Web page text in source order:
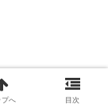
プへ 目次